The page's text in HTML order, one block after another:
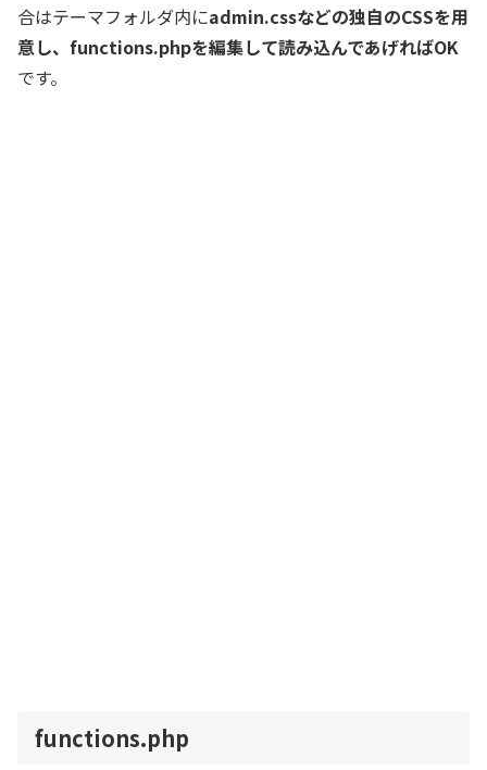
合はテーマフォルダ内にadmin.cssなどの独自のCSSを用
意し、functions.phpを編集して読み込んであげればOK
です。
functions.php